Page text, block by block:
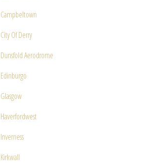
Campbeltown
City Of Derry
Dunsfold Aerodrome
Edinburgo
Glasgow
Haverfordwest
Inverness
Kirkwall